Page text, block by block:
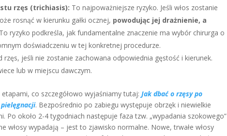
rzęs (trichiasis): To najpoważniejsze ryzyko. Jeśli włos zostanie
rosnąć w kierunku gałki ocznej, powodując jej drażnienie, a
To ryzyko podkreśla, jak fundamentalne znaczenie ma wybór chirurga o
doświadczeniu w tej konkretnej procedurze.
rzęs, jeśli nie zostanie zachowana odpowiednia gęstość i kierunek.
lub w miejscu dawczym.
co szczegółowo wyjaśniamy tutaj:Jak dbać o rzęsy po
. Bezpośrednio po zabiegu występuje obrzęk i niewielkie
Po około 2-4 tygodniach następuje faza tzw. „wypadania szokowego”
włosy wypadają – jest to zjawisko normalne. Nowe, trwałe włosy